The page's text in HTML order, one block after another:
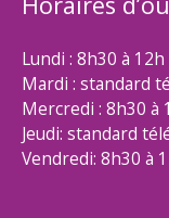
Lundi : 8h30 à
Mardi : standard
Mercredi : 8h30 à
Jeudi: standard
Vendredi: 8h30 à